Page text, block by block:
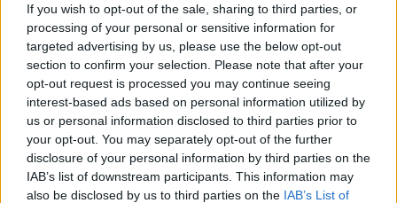
If you wish to opt-out of the sale, sharing to third parties, or
processing of your personal or sensitive information for
targeted advertising by us, please use the below opt-out
section to confirm your selection. Please note that after your
opt-out request is processed you may continue seeing
interest-based ads based on personal information utilized by
us or personal information disclosed to third parties prior to
your opt-out. You may separately opt-out of the further
disclosure of your personal information by third parties on the
IAB’s list of downstream participants. This information may
also be disclosed by us to third parties on the IAB’s List of
eux-mêmes ; ces avis sont d’abord lus, et éventuellement
adaptés afin de répondre à nos standards en ce qui concerne
l’évaluation d’un médicament, avant d’être approuvés. Pour
partager des évaluations, il n’est pas nécessaire de posséder
des connaissances médicales. De cette façon, les évaluations
reflètent seulement une image fidèle des expériences propres
aux utilisateurs et pas celle du propriétaire de ce site web.
N’oubliez-pas que les expériences peuvent varier selon les
individus et que pour tout avis médical, il faut toujours prendre
contact avec votre médecin ou votre pharmacien.